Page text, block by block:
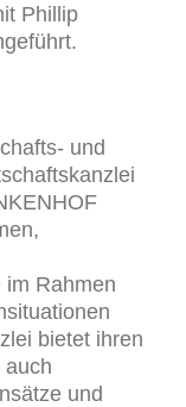
Phillip
und
im Rahmen
bietet ihren
auch
und